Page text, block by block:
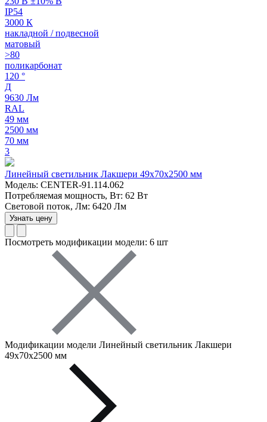
IP54
3000 К
накладной / подвесной
матовый
>80
поликарбонат
120 °
Д
9630 Лм
RAL
49 мм
2500 мм
70 мм
3
Линейный светильник Лакшери 49х70х2500 мм
Модель: CENTER-91.114.062
Потребляемая мощность, Вт: 62 Вт
Световой поток, Лм: 6420 Лм
Узнать цену
Посмотреть модификации модели: 6 шт
Модификации модели Линейный светильник Лакшери
49х70х2500 мм